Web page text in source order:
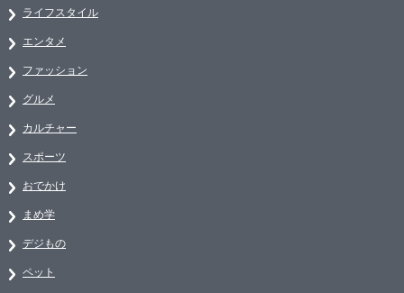
ライフスタイル
エンタメ
ファッション
グルメ
カルチャー
スポーツ
おでかけ
まめ学
デジもの
ペット